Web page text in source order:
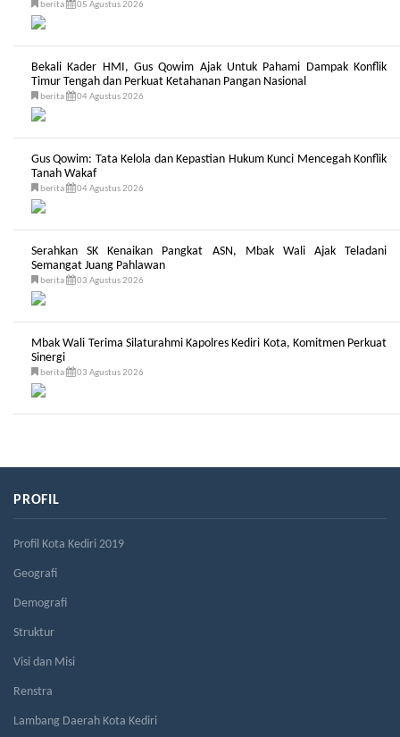
berita 05 Agustus 2026
Bekali Kader HMI, Gus Qowim Ajak Untuk Pahami Dampak Konflik
Timur Tengah dan Perkuat Ketahanan Pangan Nasional
berita 04 Agustus 2026
Gus Qowim: Tata Kelola dan Kepastian Hukum Kunci Mencegah Konflik
Tanah Wakaf
berita 04 Agustus 2026
Serahkan SK Kenaikan Pangkat ASN, Mbak Wali Ajak Teladani
Semangat Juang Pahlawan
berita 03 Agustus 2026
Mbak Wali Terima Silaturahmi Kapolres Kediri Kota, Komitmen Perkuat
Sinergi
berita 03 Agustus 2026
PROFIL
Profil Kota Kediri 2019
Geografi
Demografi
Struktur
Visi dan Misi
Renstra
Lambang Daerah Kota Kediri